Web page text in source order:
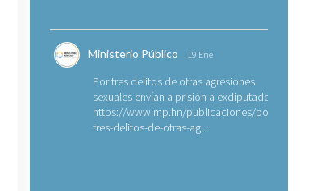
Ministerio Público 19 Ene
Por tres delitos de otras agresiones
sexuales envían a prisión a exdiputado
https://www.mp.hn/publicaciones/por-
tres-delitos-de-otras-ag...